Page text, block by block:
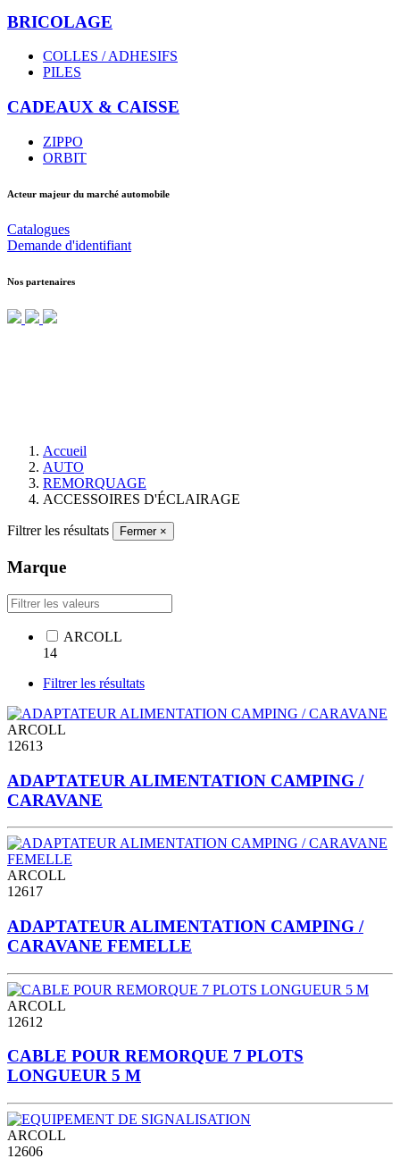
BRICOLAGE
COLLES / ADHESIFS
PILES
CADEAUX & CAISSE
ZIPPO
ORBIT
Acteur majeur du marché automobile
Catalogues
Demande d'identifiant
Nos partenaires
Accueil
AUTO
REMORQUAGE
ACCESSOIRES D'ÉCLAIRAGE
Filtrer les résultats Fermer ×
Marque
ARCOLL
14
Filtrer les résultats
ARCOLL
12613
ADAPTATEUR ALIMENTATION CAMPING /
CARAVANE
ARCOLL
12617
ADAPTATEUR ALIMENTATION CAMPING /
CARAVANE FEMELLE
ARCOLL
12612
CABLE POUR REMORQUE 7 PLOTS
LONGUEUR 5 M
ARCOLL
12606